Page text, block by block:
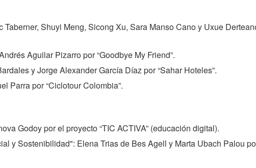
Shuyi Meng, Sicong Xu, Sara Manso Cano y Uxue
Aguilar Pizarro por “Goodbye My Friend”.
y Jorge Alexander García Díaz por “Sahar Hoteles”.
Parra por “Ciclotour Colombia”.
Godoy por el proyecto “TIC ACTIVA” (educación digital).
y Sostenibilidad": Elena Trias de Bes Agell y Marta Ubach Palou